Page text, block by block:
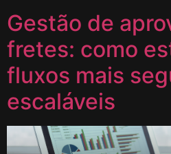
Gestão de
fretes: como
fluxos mais
escaláveis